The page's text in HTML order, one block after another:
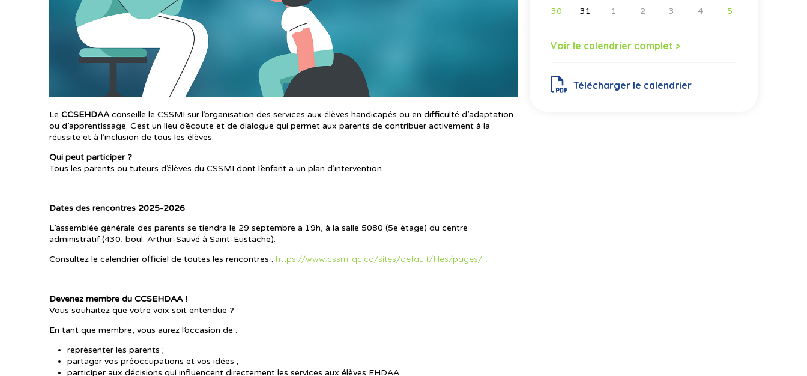
Le CCSEHDAAconseille le CSSMI sur l’organisation des services aux élèves handicapés ou en difficulté d’adaptation
ou d’apprentissage. C’est un lieu d’écoute et de dialogue qui permet aux parents de contribuer activement à la
réussite et à l’inclusion de tous les élèves.
Qui peut participer ?
Tous les parents ou tuteurs d’élèves du CSSMI dont l’enfant a un plan d’intervention.
Dates des rencontres 2025-2026
L’assemblée générale des parents se tiendra le 29 septembre à 19h, à la salle 5080 (5e étage) du centre
administratif (430, boul. Arthur-Sauvé à Saint-Eustache).
Consultez le calendrier officiel de toutes les rencontres : https://www.cssmi.qc.ca/sites/default/files/pages/...
Devenez membre du CCSEHDAA !
Vous souhaitez que votre voix soit entendue ?
En tant que membre, vous aurez l’occasion de :
représenter les parents ;
partager vos préoccupations et vos idées ;
participer aux décisions qui influencent directement les services aux élèves EHDAA.
30 31 1 2 3 4 5
Voir le calendrier complet >
Télécharger le calendrier